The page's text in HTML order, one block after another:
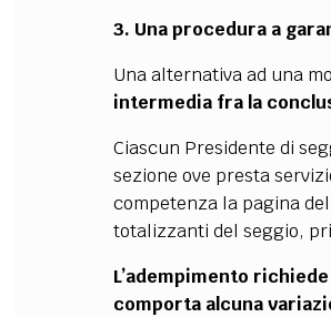
3. Una procedura a
Una alternativa ad una
intermedia fra la
Ciascun Presidente di
sezione ove presta
competenza la pagina
totalizzanti del seggio,
L’adempimento
comporta alcuna